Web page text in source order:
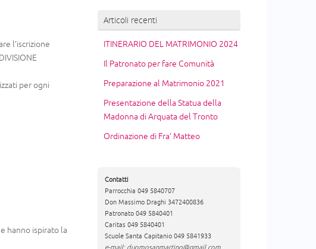
l’iscrizione
per ogni
hanno ispirato la
Articoli recenti
ITINERARIO DEL MATRIMONIO 2024
Il Patronato per fare Comunità
Preparazione al Matrimonio 2021
Presentazione della Statua della
Madonna di Arquata del Tronto
Ordinazione di Fra’ Matteo
Contatti
Parrocchia 049 5840707
Don Massimo Draghi 3472400836
Patronato 049 5840401
Caritas 049 5840401
Scuole Santa Capitanio 049 5841933
e-mail: duomosanmartino@gmail.com